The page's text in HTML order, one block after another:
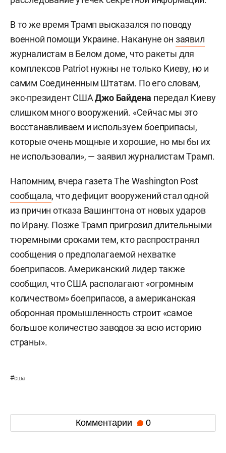
В то же время Трамп высказался по поводу
военной помощи Украине. Накануне он заявил
журналистам в Белом доме, что ракеты для
комплексов Patriot нужны не только Киеву, но и
самим Соединенным Штатам. По его словам,
экс-президент СШАДжо Байдена передал Киеву
слишком много вооружений. «Сейчас мы это
восстанавливаем и используем боеприпасы,
которые очень мощные и хорошие, но мы бы их
не использовали», — заявил журналистам Трамп.
Напомним, вчера газета The Washington Post
сообщала, что дефицит вооружений стал одной
из причин отказа Вашингтона от новых ударов
по Ирану. Позже Трамп пригрозил длительными
тюремными сроками тем, кто распространял
сообщения о предполагаемой нехватке
боеприпасов. Американский лидер также
сообщил, что США располагают «огромным
количеством» боеприпасов, а американская
оборонная промышленность строит «самое
большое количество заводов за всю историю
страны».
#сша
Комментарии 0